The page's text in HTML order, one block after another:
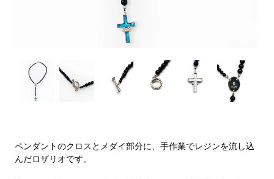
ペンダントのクロスとメダイ部分に、手作業でレジンを流し込
んだロザリオです。